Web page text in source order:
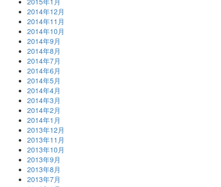
2014年12月
2014年11月
2014年10月
2014年9月
2014年8月
2014年7月
2014年6月
2014年5月
2014年4月
2014年3月
2014年2月
2014年1月
2013年12月
2013年11月
2013年10月
2013年9月
2013年8月
2013年7月